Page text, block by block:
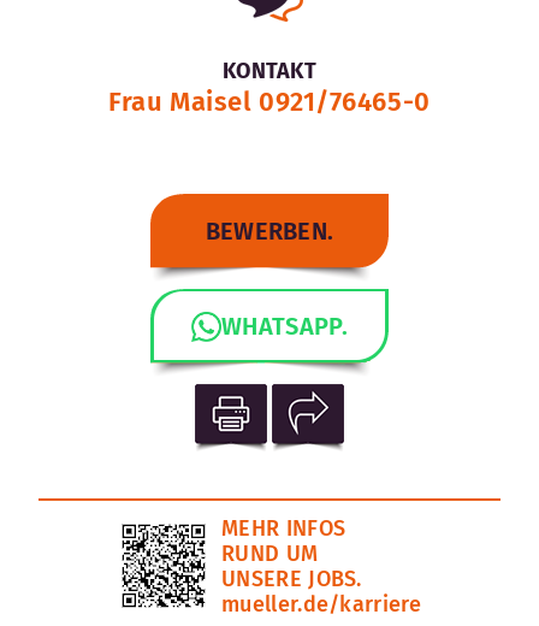
KONTAKT
Frau Maisel 0921/76465-0
BEWERBEN.
WHATSAPP.
MEHR INFOS
RUND UM
UNSERE JOBS.
mueller.de/karriere